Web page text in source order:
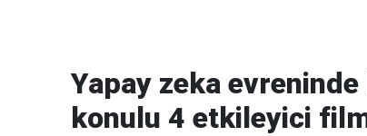
Yapay zeka
konulu 4 etkileyici